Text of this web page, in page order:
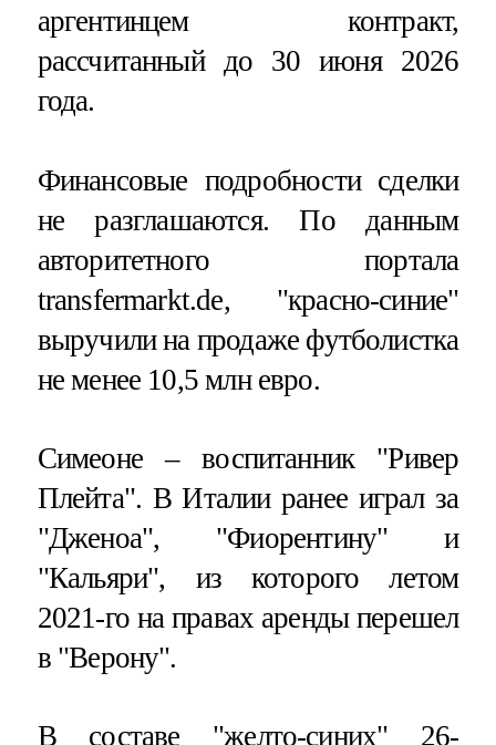
аргентинцем контракт,
рассчитанный до 30 июня 2026
года.
Финансовые подробности сделки
не разглашаются. По данным
авторитетного портала
transfermarkt.de, "красно-синие"
выручили на продаже футболистка
не менее 10,5 млн евро.
Симеоне – воспитанник "Ривер
Плейта". В Италии ранее играл за
"Дженоа", "Фиорентину" и
"Кальяри", из которого летом
2021-го на правах аренды перешел
в "Верону".
В составе "желто-синих" 26-